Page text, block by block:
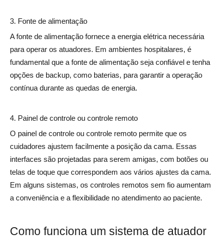
3. Fonte de alimentação
A fonte de alimentação fornece a energia elétrica necessária
para operar os atuadores. Em ambientes hospitalares, é
fundamental que a fonte de alimentação seja confiável e tenha
opções de backup, como baterias, para garantir a operação
contínua durante as quedas de energia.
4. Painel de controle ou controle remoto
O painel de controle ou controle remoto permite que os
cuidadores ajustem facilmente a posição da cama. Essas
interfaces são projetadas para serem amigas, com botões ou
telas de toque que correspondem aos vários ajustes da cama.
Em alguns sistemas, os controles remotos sem fio aumentam
a conveniência e a flexibilidade no atendimento ao paciente.
Como funciona um sistema de atuador